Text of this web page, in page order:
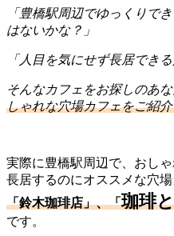
「豊橋駅周辺でゆっくりで
はないかな？」
「人目を気にせず長居でき
そんなカフェをお探しのあな
しゃれな穴場カフェをご紹
実際に豊橋駅周辺で、おし
長居するのにオススメな穴
「鈴木珈琲店」、「珈琲
です。